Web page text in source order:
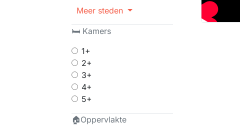
Meer steden
🛏 Kamers
1+
2+
3+
4+
5+
🏠Oppervlakte